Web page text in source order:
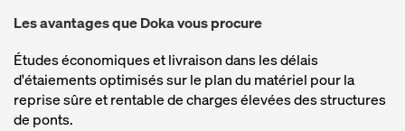
Les avantages que Doka vous procure
Études économiques et livraison dans les délais
d'étaiements optimisés sur le plan du matériel pour la
reprise sûre et rentable de charges élevées des structures
de ponts.